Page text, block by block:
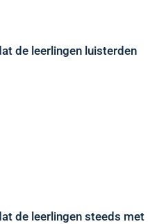
de leerlingen luisterden
de leerlingen steeds met